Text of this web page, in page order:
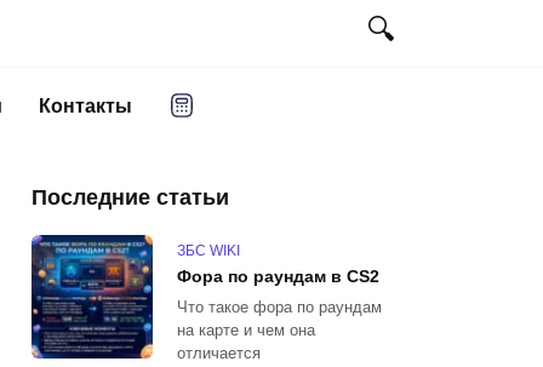
Контакты
Последние статьи
ЗБС WIKI
Фора по раундам в CS2
Что такое фора по раундам
на карте и чем она
отличается